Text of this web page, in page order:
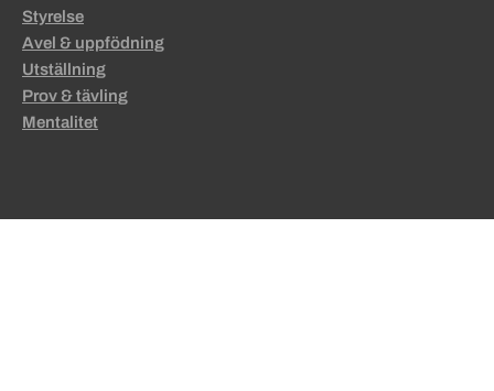
Styrelse
Avel & uppfödning
Utställning
Prov & tävling
Mentalitet